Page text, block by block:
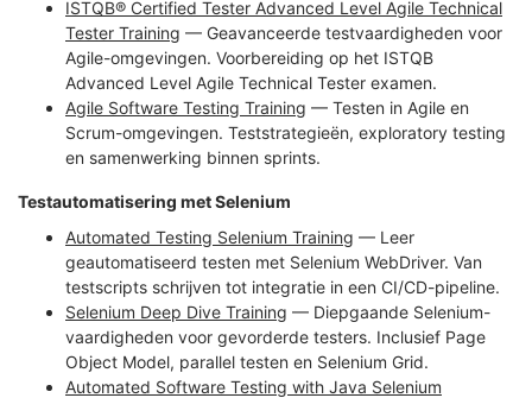
ISTQB® Certified Tester Advanced Level Agile Technical
Tester Training — Geavanceerde testvaardigheden voor
Agile-omgevingen. Voorbereiding op het ISTQB
Advanced Level Agile Technical Tester examen.
Agile Software Testing Training — Testen in Agile en
Scrum-omgevingen. Teststrategieën, exploratory testing
en samenwerking binnen sprints.
Testautomatisering met Selenium
Automated Testing Selenium Training — Leer
geautomatiseerd testen met Selenium WebDriver. Van
testscripts schrijven tot integratie in een CI/CD-pipeline.
Selenium Deep Dive Training — Diepgaande Selenium-
vaardigheden voor gevorderde testers. Inclusief Page
Object Model, parallel testen en Selenium Grid.
Automated Software Testing with Java Selenium